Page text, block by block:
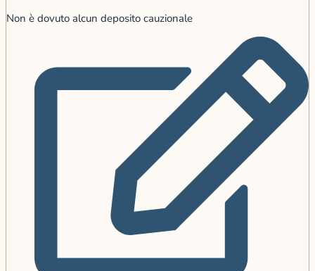
Non è dovuto alcun deposito cauzionale